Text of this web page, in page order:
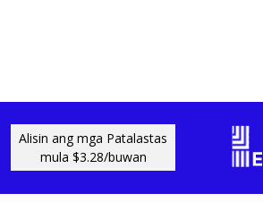
Alisin ang mga Patalastas
mula $3.28/buwan